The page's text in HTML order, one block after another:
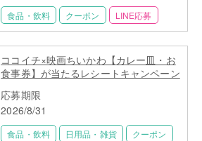
食品・飲料 クーポン LINE応募
ココイチ×映画ちいかわ【カレー皿・お
食事券】が当たるレシートキャンペーン
応募期限
2026/8/31
食品・飲料 日用品・雑貨 クーポン